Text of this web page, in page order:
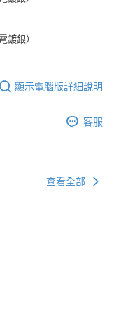
發現惡意使用之情形，
顯示電腦版詳細說明
客服
查看全部